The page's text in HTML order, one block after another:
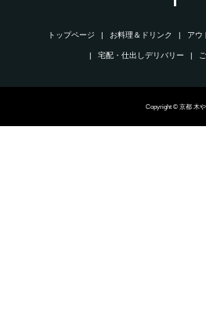
トップページ お料理＆ドリンク アウ
宅配・仕出しデリバリー
Copyright © 京都 木や